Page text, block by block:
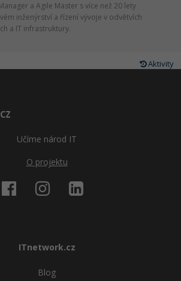
a Agile Master s více než 20 lety
inženýrství a řízení vývoje v odvětvích
a IT infrastruktury.
Aktivity
Učíme národ IT
O projektu
ITnetwork.cz
Blog